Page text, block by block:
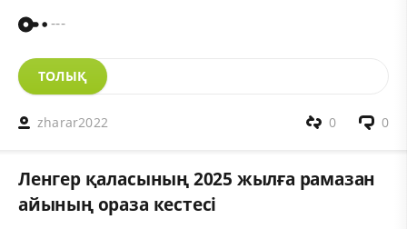
---
ТОЛЫҚ
zharar2022 0
0
Ленгер қаласының 2025 жылға рамазан
айының ораза кестесі